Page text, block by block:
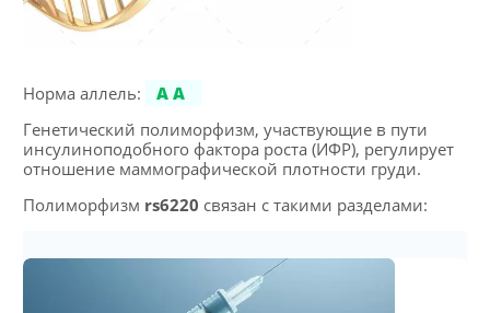
Норма аллель:
AA
Генетический полиморфизм, участвующие в пути
инсулиноподобного фактора роста (ИФР), регулирует
отношение маммографической плотности груди.
Полиморфизм rs6220 связан с такими разделами: